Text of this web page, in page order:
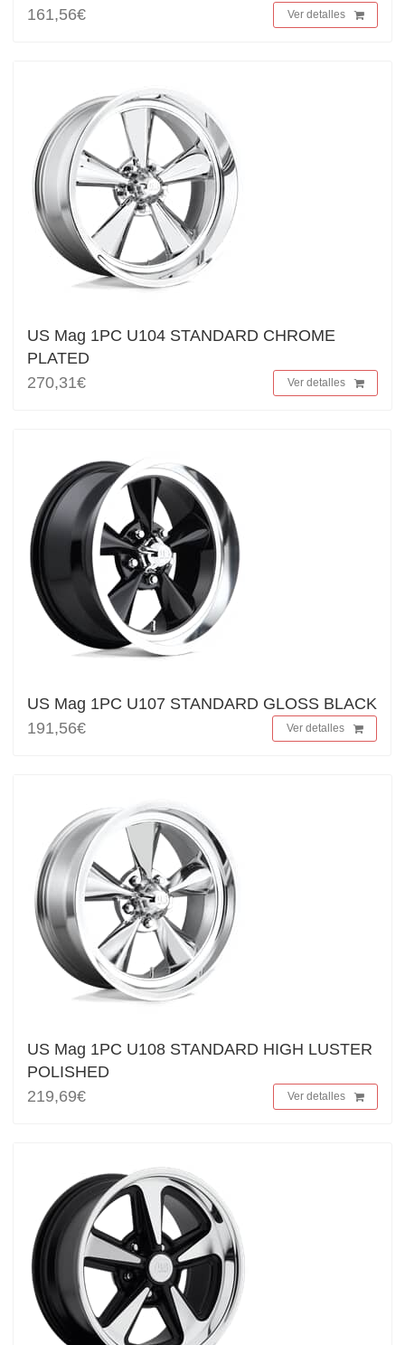
161,56€
Ver detalles
US Mag 1PC U104 STANDARD CHROME
PLATED
270,31€
Ver detalles
US Mag 1PC U107 STANDARD GLOSS BLACK
191,56€
Ver detalles
US Mag 1PC U108 STANDARD HIGH LUSTER
POLISHED
219,69€
Ver detalles